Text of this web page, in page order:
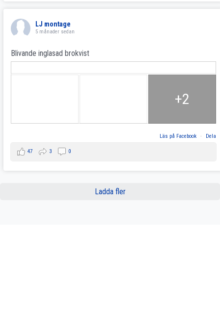
LJ montage
5 månader sedan
Blivande inglasad brokvist
+2
Läs på Facebook · Dela
47 3 0
Ladda fler